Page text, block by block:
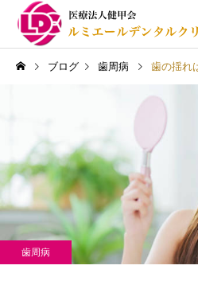
一般歯科（むし歯治療）
ブログ 歯周病 歯の揺れは歯周
歯周病